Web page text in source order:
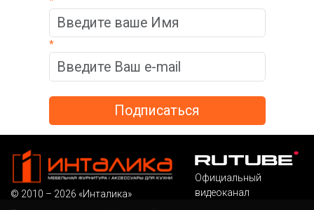
*
© 2010 – 2026 «Инталика»
Официальный
видеоканал